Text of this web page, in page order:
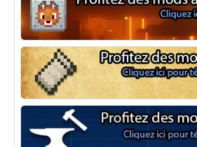
NeoForge
Minecraft Fabric